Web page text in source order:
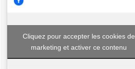
Cliquez pour accepter les cookies de
marketing et activer ce contenu